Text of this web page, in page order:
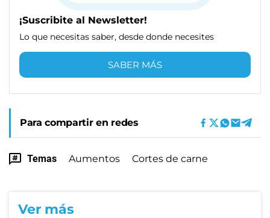
¡Suscribite al Newsletter!
Lo que necesitas saber, desde donde necesites
SABER MÁS
Para compartir en redes
Temas Aumentos Cortes de carne
Ver más